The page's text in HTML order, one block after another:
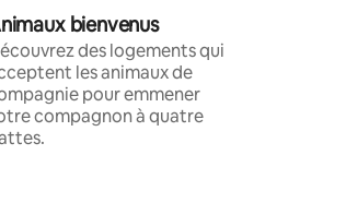
bienvenus
des logements qui
les animaux de
pour emmener
compagnon à quatre